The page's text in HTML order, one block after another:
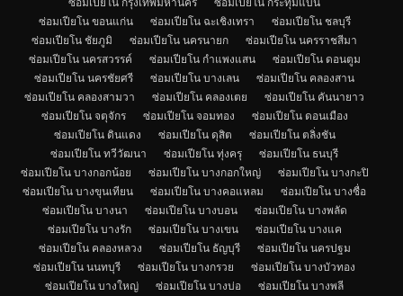
ซ่อมเปียโน ขอนแก่น
ซ่อมเปียโน ฉะเชิงเทรา
ซ่อมเปียโน ชลบุรี
ซ่อมเปียโน ชัยภูมิ
ซ่อมเปียโน นครนายก
ซ่อมเปียโน นครราชสีมา
ซ่อมเปียโน นครสวรรค์
ซ่อมเปียโน กำแพงแสน
ซ่อมเปียโน ดอนตูม
ซ่อมเปียโน นครชัยศรี
ซ่อมเปียโน บางเลน
ซ่อมเปียโน คลองสาน
ซ่อมเปียโน คลองสามวา
ซ่อมเปียโน คลองเตย
ซ่อมเปียโน คันนายาว
ซ่อมเปียโน จตุจักร
ซ่อมเปียโน จอมทอง
ซ่อมเปียโน ดอนเมือง
ซ่อมเปียโน ดินแดง
ซ่อมเปียโน ดุสิต
ซ่อมเปียโน ตลิ่งชัน
ซ่อมเปียโน ทวีวัฒนา
ซ่อมเปียโน ทุ่งครุ
ซ่อมเปียโน ธนบุรี
ซ่อมเปียโน บางกอกน้อย
ซ่อมเปียโน บางกอกใหญ่
ซ่อมเปียโน บางกะปิ
ซ่อมเปียโน บางขุนเทียน
ซ่อมเปียโน บางคอแหลม
ซ่อมเปียโน บางซื่อ
ซ่อมเปียโน บางนา
ซ่อมเปียโน บางบอน
ซ่อมเปียโน บางพลัด
ซ่อมเปียโน บางรัก
ซ่อมเปียโน บางเขน
ซ่อมเปียโน บางแค
ซ่อมเปียโน คลองหลวง
ซ่อมเปียโน ธัญบุรี
ซ่อมเปียโน นครปฐม
ซ่อมเปียโน นนทบุรี
ซ่อมเปียโน บางกรวย
ซ่อมเปียโน บางบัวทอง
ซ่อมเปียโน บางใหญ่
ซ่อมเปียโน บางบ่อ
ซ่อมเปียโน บางพลี